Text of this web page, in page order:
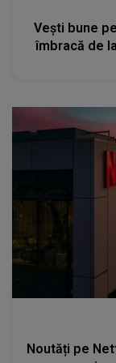
Vești bune
îmbracă de
Noutăți pe